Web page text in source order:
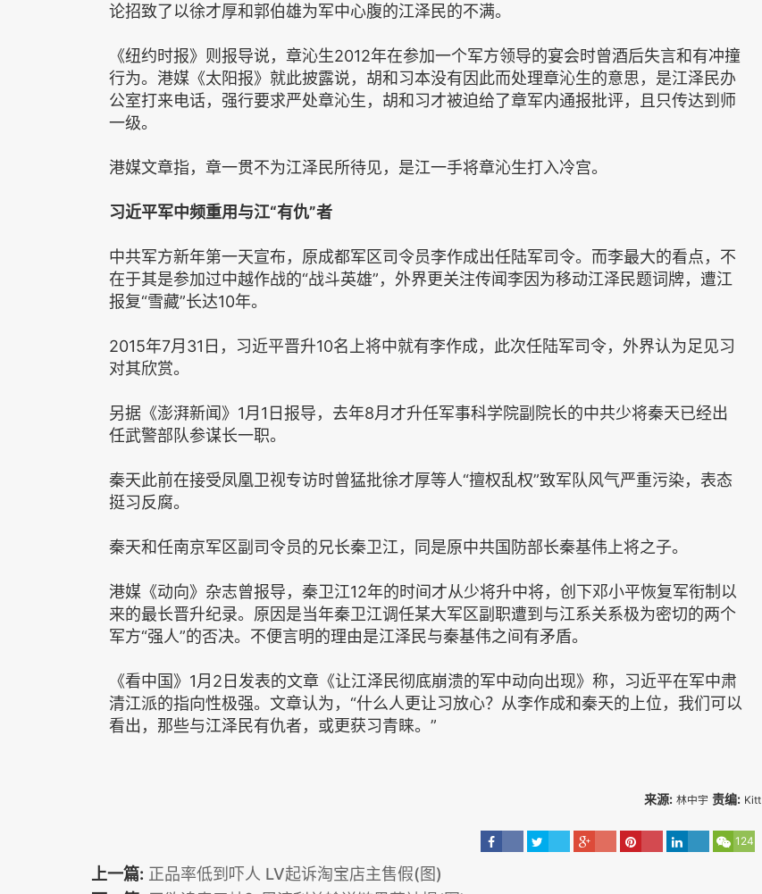
论招致了以徐才厚和郭伯雄为军中心腹的江泽民的不满。
《纽约时报》则报导说，章沁生2012年在参加一个军方领导的宴会时曾酒后失言和有冲撞
行为。港媒《太阳报》就此披露说，胡和习本没有因此而处理章沁生的意思，是江泽民办
公室打来电话，强行要求严处章沁生，胡和习才被迫给了章军内通报批评，且只传达到师
一级。
港媒文章指，章一贯不为江泽民所待见，是江一手将章沁生打入冷宫。
习近平军中频重用与江“有仇”者
中共军方新年第一天宣布，原成都军区司令员李作成出任陆军司令。而李最大的看点，不
在于其是参加过中越作战的“战斗英雄”，外界更关注传闻李因为移动江泽民题词牌，遭江
报复“雪藏”长达10年。
2015年7月31日，习近平晋升10名上将中就有李作成，此次任陆军司令，外界认为足见习
对其欣赏。
另据《澎湃新闻》1月1日报导，去年8月才升任军事科学院副院长的中共少将秦天已经出
任武警部队参谋长一职。
秦天此前在接受凤凰卫视专访时曾猛批徐才厚等人“擅权乱权”致军队风气严重污染，表态
挺习反腐。
秦天和任南京军区副司令员的兄长秦卫江，同是原中共国防部长秦基伟上将之子。
港媒《动向》杂志曾报导，秦卫江12年的时间才从少将升中将，创下邓小平恢复军衔制以
来的最长晋升纪录。原因是当年秦卫江调任某大军区副职遭到与江系关系极为密切的两个
军方“强人”的否决。不便言明的理由是江泽民与秦基伟之间有矛盾。
《看中国》1月2日发表的文章《让江泽民彻底崩溃的军中动向出现》称，习近平在军中肃
清江派的指向性极强。文章认为，“什么人更让习放心？从李作成和秦天的上位，我们可以
看出，那些与江泽民有仇者，或更获习青睐。”
来源: 林中宇 责编: Kitt
124
上一篇: 正品率低到吓人 LV起诉淘宝店主售假(图)